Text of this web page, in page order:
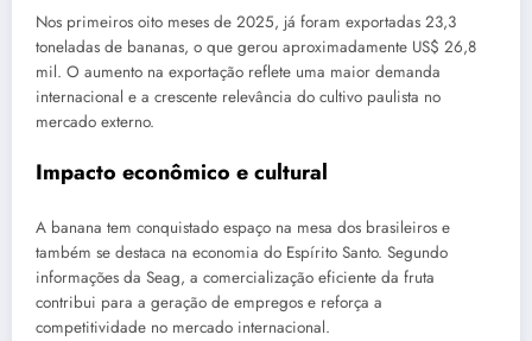
Nos primeiros oito meses de 2025, já foram exportadas 23,3
toneladas de bananas, o que gerou aproximadamente US$ 26,8
mil. O aumento na exportação reflete uma maior demanda
internacional e a crescente relevância do cultivo paulista no
mercado externo.
Impacto econômico e cultural
A banana tem conquistado espaço na mesa dos brasileiros e
também se destaca na economia do Espírito Santo. Segundo
informações da Seag, a comercialização eficiente da fruta
contribui para a geração de empregos e reforça a
competitividade no mercado internacional.